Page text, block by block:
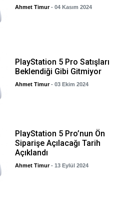
Ahmet Timur - 04 Kasım 2024
PlayStation 5 Pro Satışları
Beklendiği Gibi Gitmiyor
Ahmet Timur - 03 Ekim 2024
PlayStation 5 Pro’nun Ön
Siparişe Açılacağı Tarih
Açıklandı
Ahmet Timur - 13 Eylül 2024